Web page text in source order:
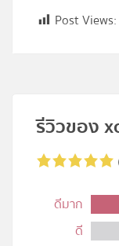
Post Views:
รีวิวของ
ดีมาก
ดี